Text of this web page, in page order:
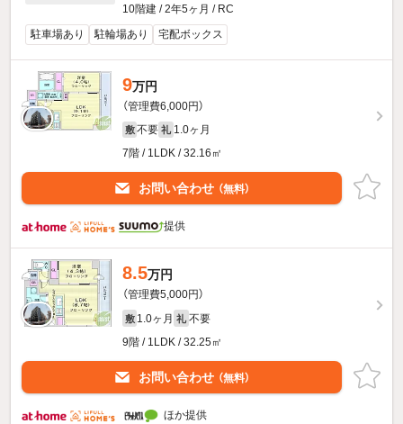
10階建 / 2年5ヶ月 / RC
駐車場あり
駐輪場あり 宅配ボックス
9万円
（管理費6,000円）
敷 不要 礼 1.0ヶ月
7階 / 1LDK / 32.16㎡
お問い合わせ （無料）
提供
8.5万円
（管理費5,000円）
敷 1.0ヶ月 礼 不要
9階 / 1LDK / 32.25㎡
お問い合わせ （無料）
ほか提供